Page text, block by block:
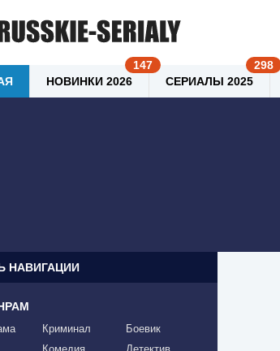
НАВИГАЦИИ
Криминал
Боевик
НОВИНКИ 2026 СЕРИАЛЫ 2025